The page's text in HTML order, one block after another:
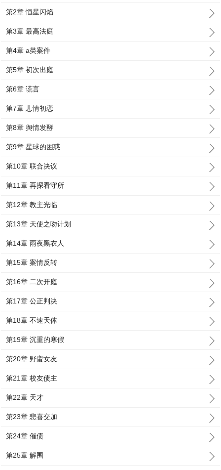
第2章 恒星闪焰
第3章 最高法庭
第4章 a类案件
第5章 初次出庭
第6章 谎言
第7章 悲情初恋
第8章 舆情发酵
第9章 星球的困惑
第10章 联合决议
第11章 再探看守所
第12章 教主光临
第13章 天使之吻计划
第14章 雨夜黑衣人
第15章 案情反转
第16章 二次开庭
第17章 公正判决
第18章 不速天体
第19章 沉重的寒假
第20章 野蛮女友
第21章 校友债主
第22章 天才
第23章 悲喜交加
第24章 催债
第25章 解围